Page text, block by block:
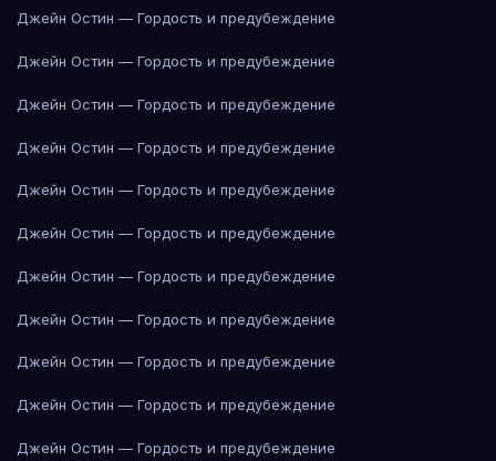
Джейн Остин — Гордость и предубеждение
Джейн Остин — Гордость и предубеждение
Джейн Остин — Гордость и предубеждение
Джейн Остин — Гордость и предубеждение
Джейн Остин — Гордость и предубеждение
Джейн Остин — Гордость и предубеждение
Джейн Остин — Гордость и предубеждение
Джейн Остин — Гордость и предубеждение
Джейн Остин — Гордость и предубеждение
Джейн Остин — Гордость и предубеждение
Джейн Остин — Гордость и предубеждение